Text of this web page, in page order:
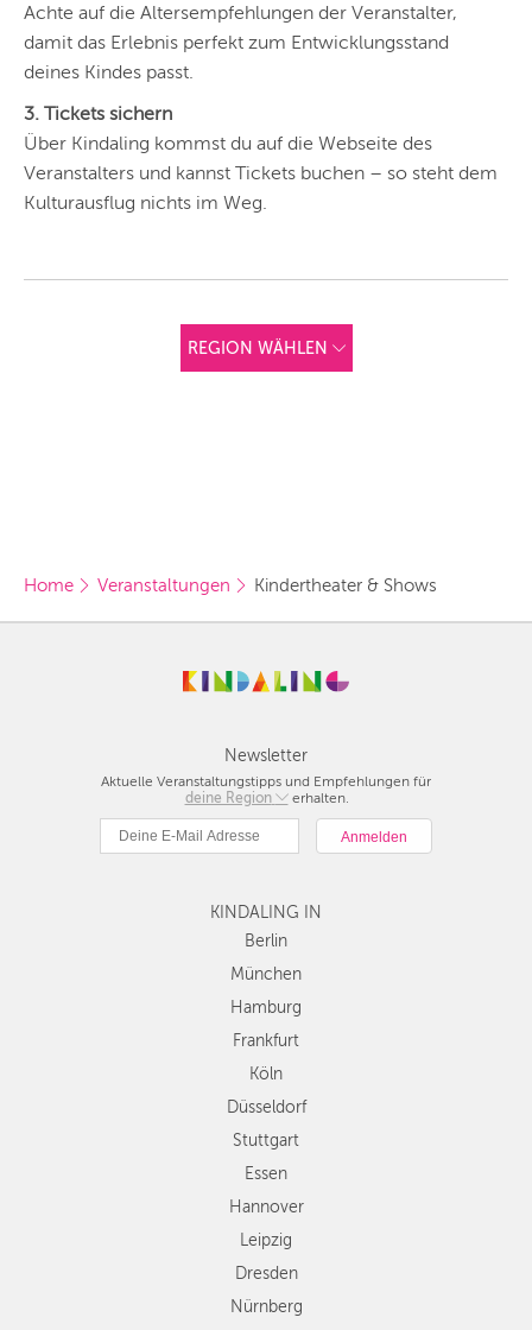
Achte auf die Altersempfehlungen der Veranstalter,
damit das Erlebnis perfekt zum Entwicklungsstand
deines Kindes passt.
3. Tickets sichern
Über Kindaling kommst du auf die Webseite des
Veranstalters und kannst Tickets buchen – so steht dem
Kulturausflug nichts im Weg.
REGION WÄHLEN
BERLIN
HAMBURG
KÖLN
DÜSSELDORF
HANNOVER
DRESDEN
NÜRNBERG
ZÜRICH
Home Veranstaltungen Kindertheater & Shows
Newsletter
Aktuelle Veranstaltungstipps und Empfehlungen für
deine Region
Berlin
München
Hamburg
Köln
Düsseldorf
Stuttgart
Essen
Dresden
Nürnberg
Wien
Zürich
Andere
Regionen
erhalten.
KINDALING IN
Berlin
München
Hamburg
Frankfurt
Köln
Düsseldorf
Stuttgart
Essen
Hannover
Leipzig
Dresden
Nürnberg